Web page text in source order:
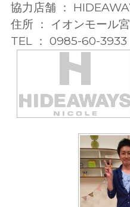
協力店舗 ：
住所 ： イオンモール
TEL ： 0985-60-3933